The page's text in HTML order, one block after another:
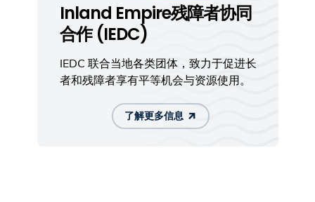
Inland Empire残障者协同
合作 (IEDC)
IEDC 联合当地各类团体，致力于促进长
者和残障者享有平等机会与资源使用。
了解更多信息